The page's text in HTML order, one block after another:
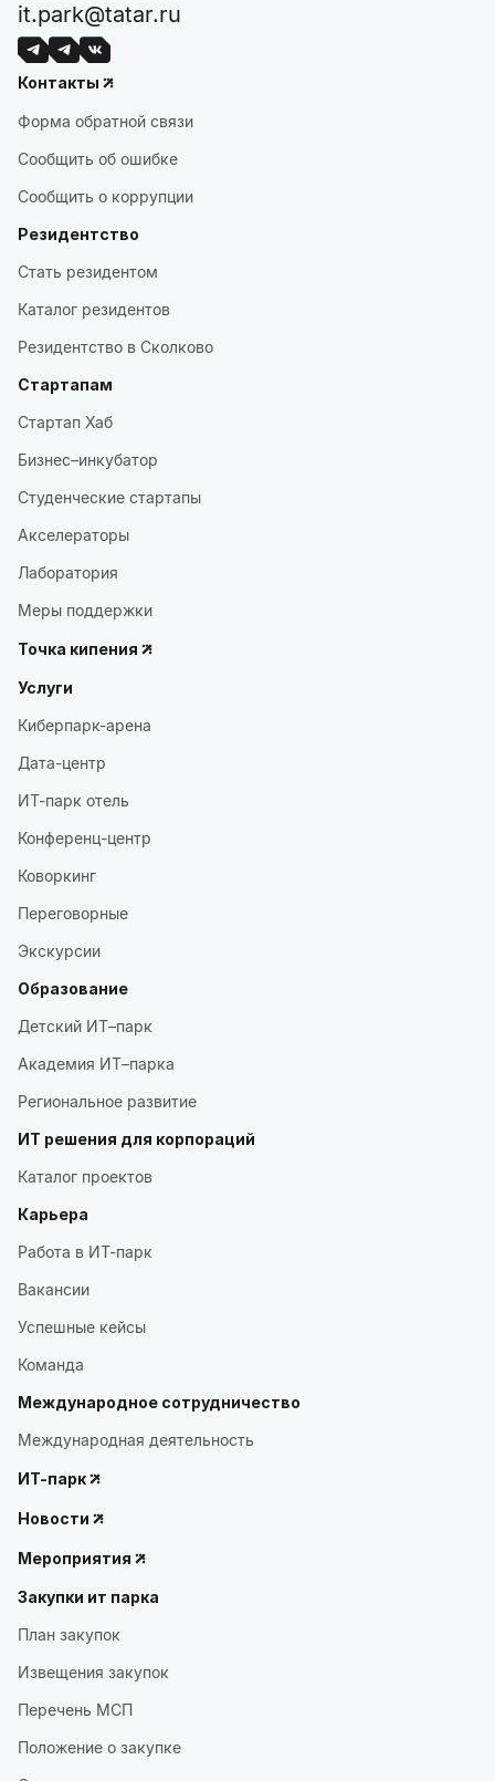
it.park@tatar.ru
Контакты
Форма обратной связи
Сообщить об ошибке
Сообщить о коррупции
Резидентство
Стать резидентом
Каталог резидентов
Резидентство в Сколково
Стартапам
Стартап Хаб
Бизнес–инкубатор
Студенческие стартапы
Акселераторы
Лаборатория
Меры поддержки
Точка кипения
Услуги
Киберпарк-арена
Дата-центр
ИТ-парк отель
Конференц-центр
Коворкинг
Переговорные
Экскурсии
Образование
Детский ИТ–парк
Академия ИТ–парка
Региональное развитие
ИТ решения для корпораций
Каталог проектов
Карьера
Работа в ИТ-парк
Вакансии
Успешные кейсы
Команда
Международное сотрудничество
Международная деятельность
ИТ-парк
Новости
Мероприятия
Закупки ит парка
План закупок
Извещения закупок
Перечень МСП
Положение о закупке